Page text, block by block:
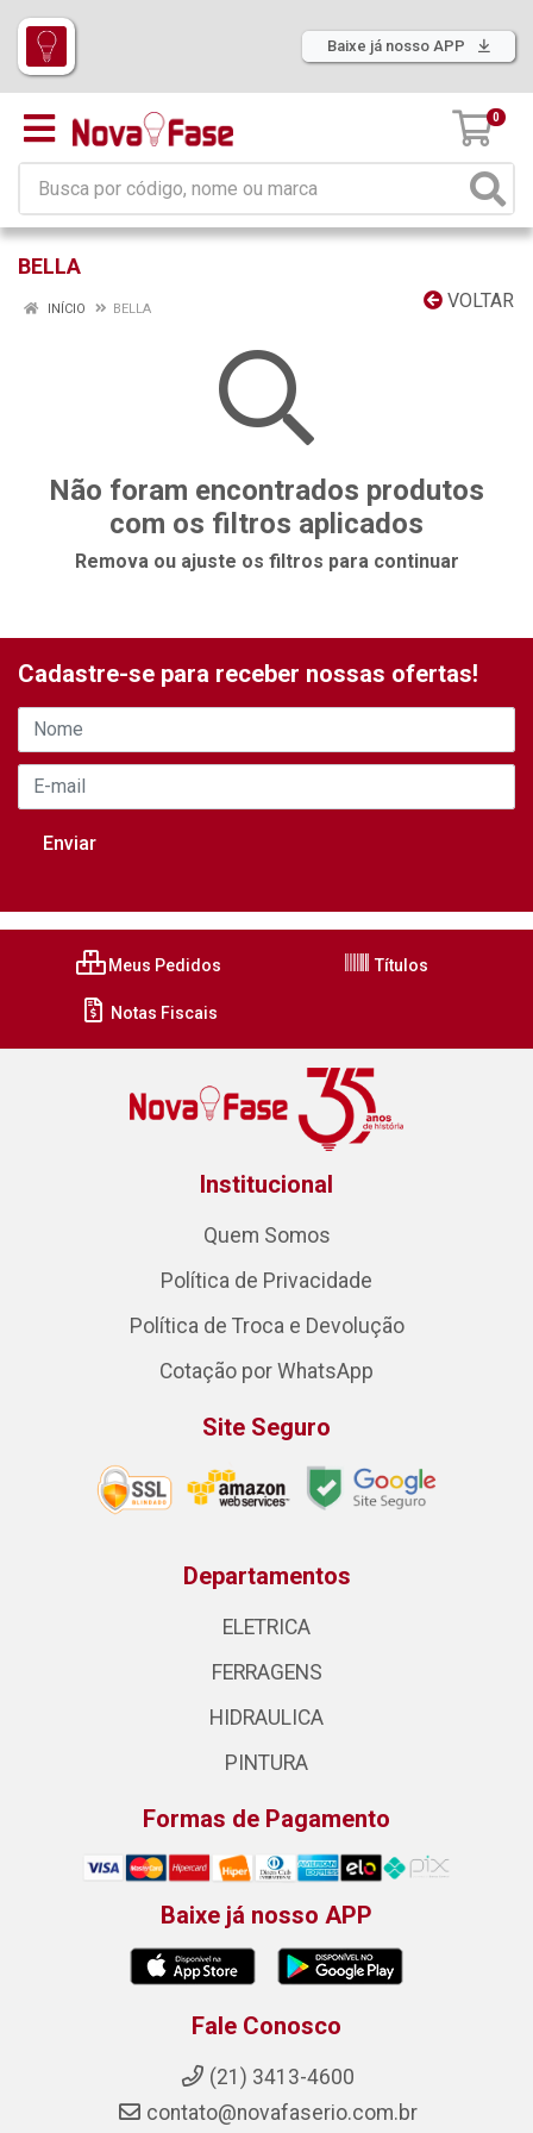
Baixe já nosso APP
0
BELLA
VOLTAR
INÍCIO BELLA
Não foram encontrados produtos
com os filtros aplicados
Remova ou ajuste os filtros para continuar
Cadastre-se para receber nossas ofertas!
Meus Pedidos Títulos
Notas Fiscais
Institucional
Quem Somos
Política de Privacidade
Política de Troca e Devolução
Cotação por WhatsApp
Site Seguro
Departamentos
ELETRICA
FERRAGENS
HIDRAULICA
PINTURA
Formas de Pagamento
Baixe já nosso APP
Fale Conosco
(21) 3413-4600
contato@novafaserio.com.br